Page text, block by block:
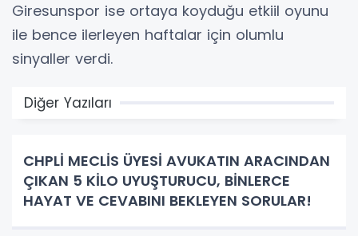
Giresunspor ise ortaya koyduğu etkiil oyunu
ile bence ilerleyen haftalar için olumlu
sinyaller verdi.
Diğer Yazıları
CHPLİ MECLİS ÜYESİ AVUKATIN ARACINDAN
ÇIKAN 5 KİLO UYUŞTURUCU, BİNLERCE
HAYAT VE CEVABINI BEKLEYEN SORULAR!